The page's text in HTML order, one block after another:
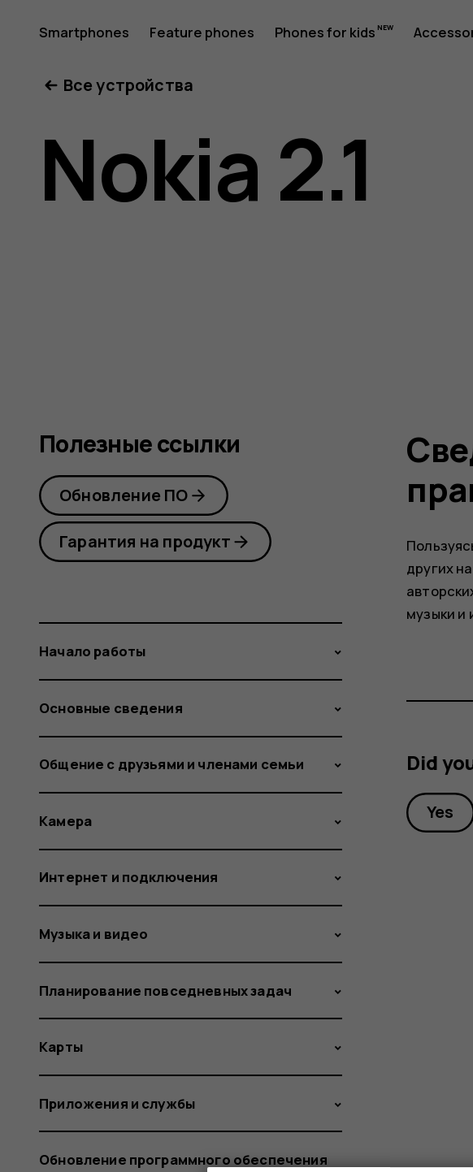
Nokia
2.1
user
Smartphones Feature phones Phones for kids
Все устройства
Nokia 2.1
других
музыки и
Did
Yes
Полезные ссылки
Обновление ПО
Гарантия на продукт
Начало работы
Основные сведения
Общение с друзьями и членами семьи
Камера
Интернет и подключения
Музыка и видео
Планирование повседневных задач
Карты
Приложения и службы
Обновление программного обеспечения